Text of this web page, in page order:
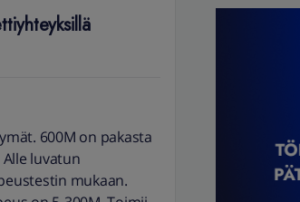
600M on pakasta
luvatun
mukaan.